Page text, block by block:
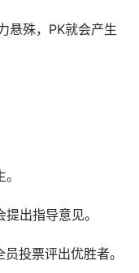
悬殊，PK就会产生
出指导意见。
投票评出优胜者。